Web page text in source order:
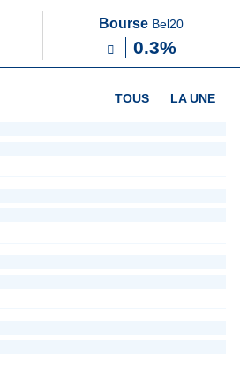
Bourse Bel20
0.3%
LA UNE
TOUS